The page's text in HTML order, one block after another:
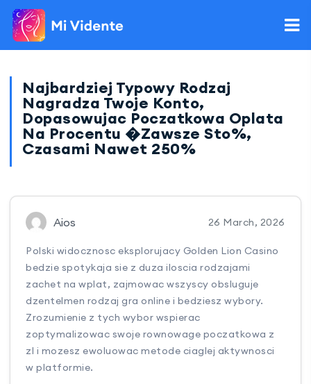
Najbardziej Typowy Rodzaj
Nagradza Twoje Konto,
Dopasowujac Poczatkowa Oplata
Na Procentu �zawsze Sto%,
Czasami Nawet 250%
Aios 26 March, 2026
Polski widocznosc eksplorujacy Golden Lion Casino
bedzie spotykaja sie z duza iloscia rodzajami
zachet na wplat, zajmowac wszyscy obsluguje
dzentelmen rodzaj gra online i bedziesz wybory.
Zrozumienie z tych wybor wspierac
zoptymalizowac swoje rownowage poczatkowa z
zl i mozesz ewoluowac metode ciaglej aktywnosci
w platformie.